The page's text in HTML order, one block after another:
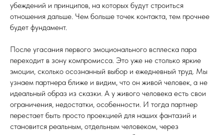
убеждений и принципов, на которых будут строиться
отношения дальше. Чем больше точек контакта, тем прочнее
будет фундамент.
После угасания первого эмоционального всплеска пара
переходит в зону компромисса. Это уже не столько яркие
эмоции, сколько осознанный выбор и ежедневный труд. Мы
узнаем партнера ближе и видим, что он живой человек, а не
идеальный образ из сказки. А у живого человека есть свои
ограничения, недостатки, особенности. И тогда партнер
перестает быть просто проекцией для наших фантазий и
становится реальным, отдельным человеком, через